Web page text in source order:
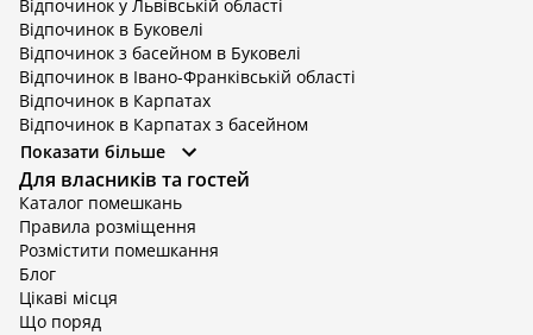
Відпочинок у Львівській області
Відпочинок в Буковелі
Відпочинок з басейном в Буковелі
Відпочинок в Івано-Франківській області
Відпочинок в Карпатах
Відпочинок в Карпатах з басейном
Відпочинок в Київській області
Відпочинок в Київській області з басейном
Відпочинок в Тернопільській області
Відпочинок у Вінницькій області
Відпочинок в Яремче
Відпочинок у Львівській області з басейном
Відпочинок з басейном в Тернопільській області
Показати більше
Для власників та гостей
Каталог помешкань
Правила розміщення
Розмістити помешкання
Блог
Цікаві місця
Що поряд